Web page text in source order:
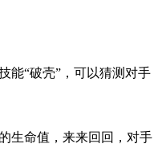
能“破壳”，可以猜测对手
生命值，来来回回，对手